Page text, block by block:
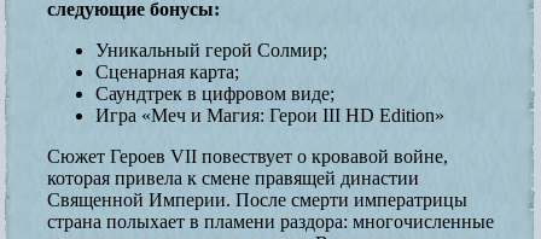
следующие бонусы:
Уникальный герой Солмир;
Сценарная карта;
Саундтрек в цифровом виде;
Игра «Меч и Магия: Герои III HD Edition»
Сюжет Героев VII повествует о кровавой войне,
которая привела к смене правящей династии
Священной Империи. После смерти императрицы
страна полыхает в пламени раздора: многочисленные